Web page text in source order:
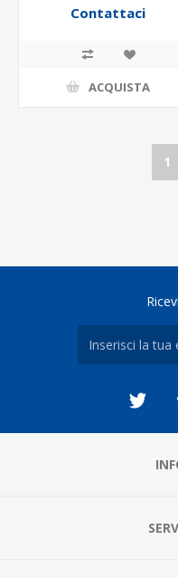
Contattaci
ACQUISTA
1